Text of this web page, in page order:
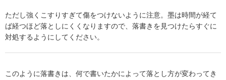
ただし強くこすりすぎて傷をつけないように注意。墨は時間が経て
ば経つほど落としにくくなりますので、落書きを見つけたらすぐに
対処するようにしてください。
このように落書きは、何で書いたかによって落とし方が変わってき